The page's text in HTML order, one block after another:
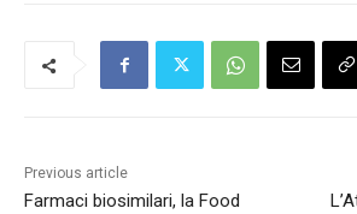
Previous article
Farmaci biosimilari, la Food